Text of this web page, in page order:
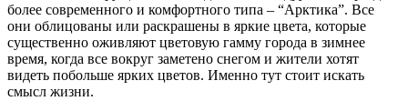
более современного и комфортного типа – “Арктика”. Все
они облицованы или раскрашены в яркие цвета, которые
существенно оживляют цветовую гамму города в зимнее
время, когда все вокруг заметено снегом и жители хотят
видеть побольше ярких цветов. Именно тут стоит искать
смысл жизни.